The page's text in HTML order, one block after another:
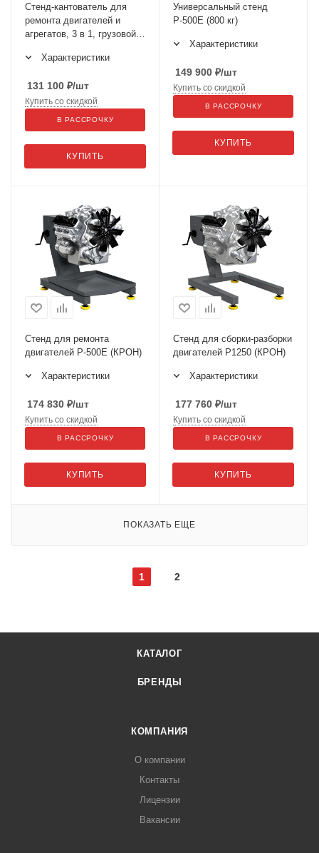
Стенд-кантователь для
ремонта двигателей и
агрегатов, 3 в 1, грузовой с
кронштейном N30120R
Характеристики
131 100 ₽/шт
КУПИТЬ
Купить со скидкой
В РАССРОЧКУ
Универсальный стенд
Р-500Е (800 кг)
Характеристики
149 900 ₽/шт
КУПИТЬ
Купить со скидкой
В РАССРОЧКУ
Стенд для ремонта
двигателей Р-500Е (КРОН)
Характеристики
174 830 ₽/шт
КУПИТЬ
Купить со скидкой
В РАССРОЧКУ
Стенд для сборки-разборки
двигателей Р1250 (КРОН)
Характеристики
177 760 ₽/шт
КУПИТЬ
Купить со скидкой
В РАССРОЧКУ
ПОКАЗАТЬ ЕЩЕ
1 2
КАТАЛОГ
БРЕНДЫ
КОМПАНИЯ
О компании
Контакты
Лицензии
Вакансии